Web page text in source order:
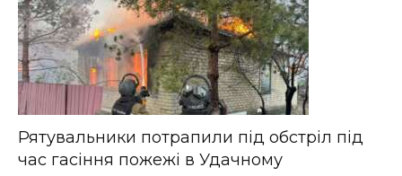
Рятувальники потрапили під обстріл під
час гасіння пожежі в Удачному